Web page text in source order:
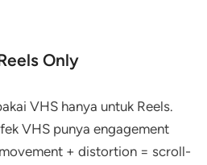
Only
VHS hanya untuk Reels.
VHS punya engagement
+ distortion = scroll-